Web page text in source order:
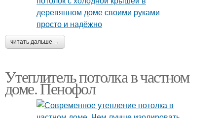
читать дальше →
Утеплитель потолка в частном
доме. Пенофол